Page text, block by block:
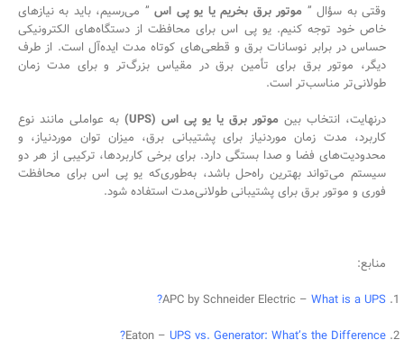
وقتی به سؤال ” موتور برق بخریم یا یو پی اس” می‌رسیم، باید به نیازهای
خاص خود توجه کنیم. یو پی اس برای محافظت از دستگاه‌های الکترونیکی
حساس در برابر نوسانات برق و قطعی‌های کوتاه مدت ایده‌آل است. از طرف
دیگر، موتور برق برای تأمین برق در مقیاس بزرگ‌تر و برای مدت زمان
طولانی‌تر مناسب‌تر است.
درنهایت، انتخاب بینموتور برق یا یو پی اس (UPS)
به عواملی مانند نوع
کاربرد، مدت زمان موردنیاز برای پشتیبانی برق، میزان توان موردنیاز، و
محدودیت‌های فضا و صدا بستگی دارد. برای برخی کاربردها، ترکیبی از هر دو
سیستم می‌تواند بهترین راه‌حل باشد، به‌طوری‌که یو پی اس برای محافظت
فوری و موتور برق برای پشتیبانی طولانی‌مدت استفاده شود.
منابع:
APC by Schneider Electric – What is a UPS?
Eaton – UPS vs. Generator: What’s the Difference?